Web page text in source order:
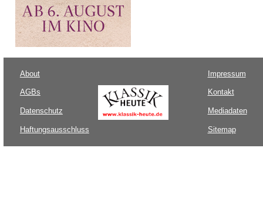
About
AGBs
Datenschutz
Haftungsausschluss
Impressum
Kontakt
Mediadaten
Sitemap